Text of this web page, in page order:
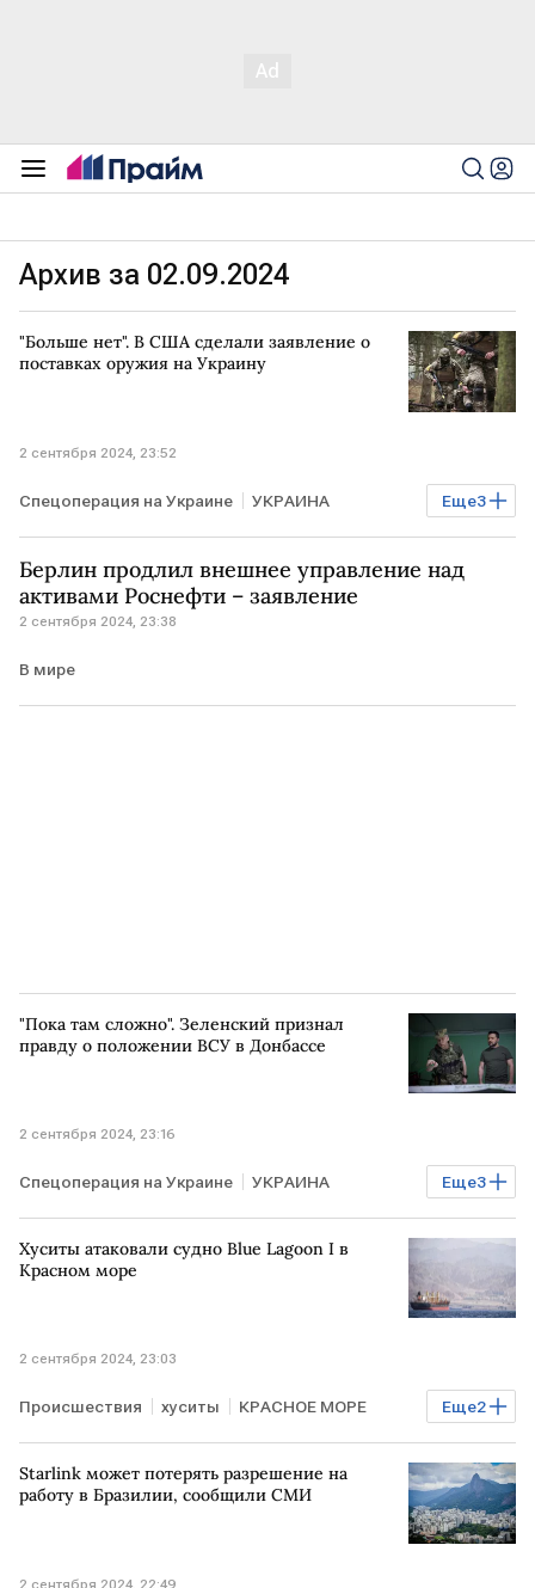
Архив за 02.09.2024
"Больше нет". В США сделали заявление о
поставках оружия на Украину
2 сентября 2024, 23:52
Еще3
Спецоперация на Украине УКРАИНА
поддержка Украины ВСУ вооружение
Берлин продлил внешнее управление над
активами Роснефти – заявление
2 сентября 2024, 23:38
В мире
"Пока там сложно". Зеленский признал
правду о положении ВСУ в Донбассе
2 сентября 2024, 23:16
Еще3
Спецоперация на Украине УКРАИНА
ДОНБАСС ВСУ Владимир Зеленский
Хуситы атаковали судно Blue Lagoon I в
Красном море
2 сентября 2024, 23:03
Еще2
Происшествия хуситы КРАСНОЕ МОРЕ
ЙЕМЕН атака
Starlink может потерять разрешение на
работу в Бразилии, сообщили СМИ
2 сентября 2024, 22:49